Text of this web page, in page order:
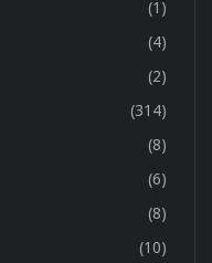
(1)
(4)
(2)
(314)
(8)
(6)
(8)
(10)